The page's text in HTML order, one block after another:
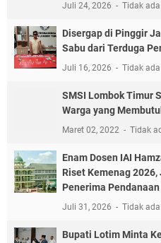
Juli 24, 2026 Tidak
Disergap di Pinggir
Sabu dari Terduga
Juli 16, 2026 Tidak
SMSI Lombok Timur
Warga yang
Maret 02, 2022 Tidak
Enam Dosen IAI
Riset Kemenag
Penerima Pendanaan
Juli 31, 2026 Tidak
Bupati Lotim Minta